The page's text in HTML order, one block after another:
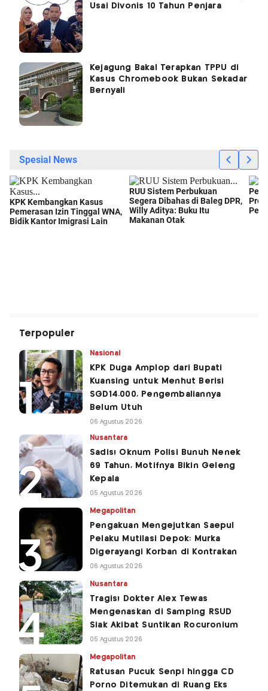
Usai Divonis 10 Tahun Penjara
Kejagung Bakal Terapkan TPPU di
Kasus Chromebook Bukan Sekadar
Bernyali
Terpopuler
Nasional
KPK Duga Amplop dari Bupati
Kuansing untuk Menhut Berisi
SGD14.000, Pengembaliannya
Belum Utuh
06 Agustus 2026
Nusantara
Sadis! Oknum Polisi Bunuh Nenek
69 Tahun, Motifnya Bikin Geleng
Kepala
05 Agustus 2026
Megapolitan
Pengakuan Mengejutkan Saepul
Pelaku Mutilasi Depok: Murka
Digerayangi Korban di Kontrakan
06 Agustus 2026
Nusantara
Tragis! Dokter Alex Tewas
Mengenaskan di Samping RSUD
Siak Akibat Suntikan Rocuronium
05 Agustus 2026
Megapolitan
Ratusan Pucuk Senpi hingga CD
Porno Ditemukan di Ruang Eks